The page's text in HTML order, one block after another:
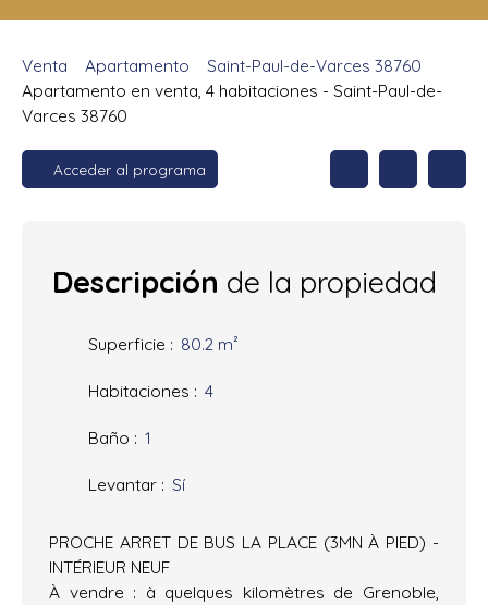
Venta Apartamento
Saint-Paul-de-Varces 38760
Apartamento en venta, 4 habitaciones - Saint-Paul-de-
Varces 38760
Acceder al programa
Descripción de la propiedad
Superficie : 80.2 m²
Habitaciones : 4
Baño : 1
Levantar : Sí
PROCHE ARRET DE BUS LA PLACE (3MN À PIED) -
INTÉRIEUR NEUF
À vendre : à quelques kilomètres de Grenoble,